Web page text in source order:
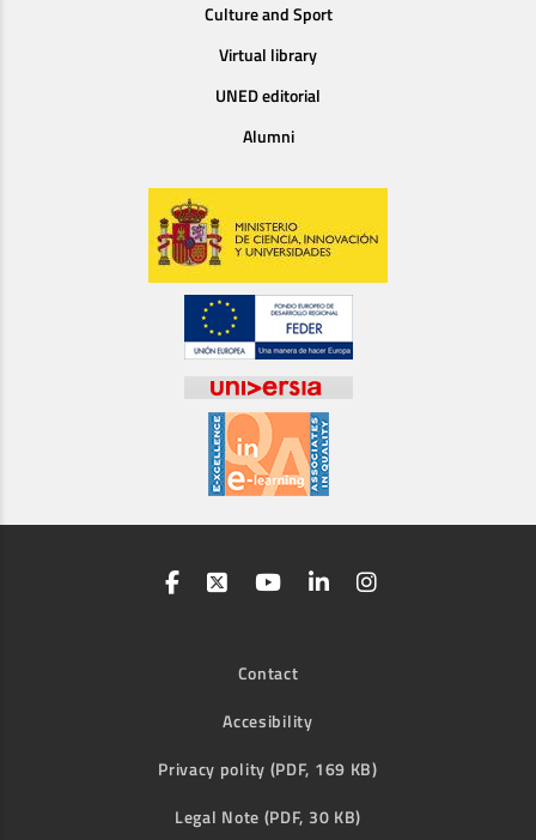
Culture and Sport
Virtual library
UNED editorial
Alumni
Contact
Accesibility
Privacy polity (PDF, 169 KB)
Legal Note (PDF, 30 KB)